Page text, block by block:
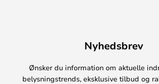
Nyhedsbrev
Ønsker du information om aktuelle
belysningstrends, eksklusive tilbud og